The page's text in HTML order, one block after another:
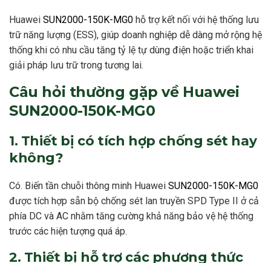
Huawei SUN2000-150K-MG0 hỗ trợ kết nối với hệ thống lưu
trữ năng lượng (ESS), giúp doanh nghiệp dễ dàng mở rộng hệ
thống khi có nhu cầu tăng tỷ lệ tự dùng điện hoặc triển khai
giải pháp lưu trữ trong tương lai.
Câu hỏi thường gặp về Huawei
SUN2000-150K-MG0
1. Thiết bị có tích hợp chống sét hay
không?
Có. Biến tần chuỗi thông minh Huawei SUN2000-150K-MG0
được tích hợp sẵn bộ chống sét lan truyền SPD Type II ở cả
phía DC và AC nhằm tăng cường khả năng bảo vệ hệ thống
trước các hiện tượng quá áp.
2. Thiết bị hỗ trợ các phương thức